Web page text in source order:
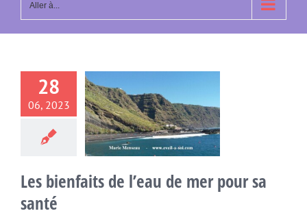
Aller à...
28
06, 2023
de
mer pour
santé
Les bienfaits de l’eau de mer pour sa
santé